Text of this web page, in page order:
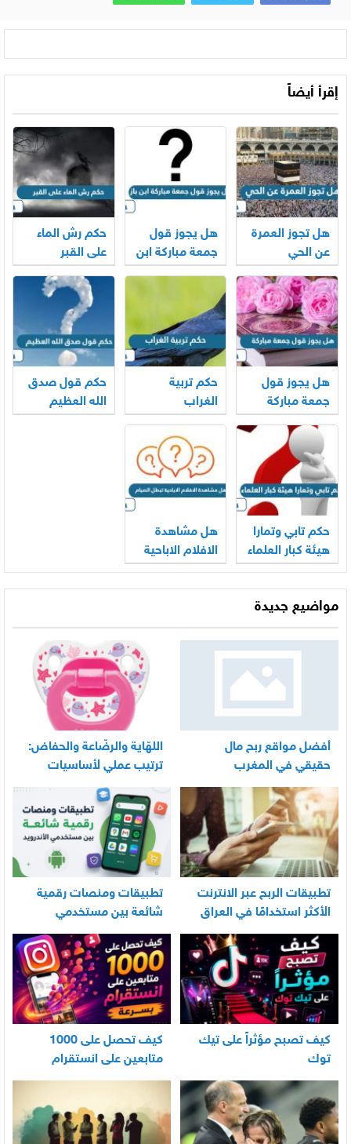
إقرأ أيضاً
هل تجوز العمرة
عن الحي
هل يجوز قول
جمعة مباركة ابن
باز
حكم رش الماء
على القبر
هل يجوز قول
جمعة مباركة
حكم تربية
الغراب
حكم قول صدق
الله العظيم
حكم تابي وتمارا
هيئة كبار العلماء
هل مشاهدة
الافلام الاباحية
تبطل الصيام
مواضيع جديدة
أفضل مواقع ربح مال
حقيقي في المغرب
اللهّاية والرضّاعة والحفاض:
ترتيب عملي لأساسيات
العناية اليومية بالرضيع
تطبيقات الربح عبر الانترنت
الأكثر استخدامًا في العراق
تطبيقات ومنصات رقمية
شائعة بين مستخدمي
الأندرويد
كيف تصبح مؤثراً على تيك
توك
كيف تحصل على 1000
متابعين على انستقرام
بسرعة